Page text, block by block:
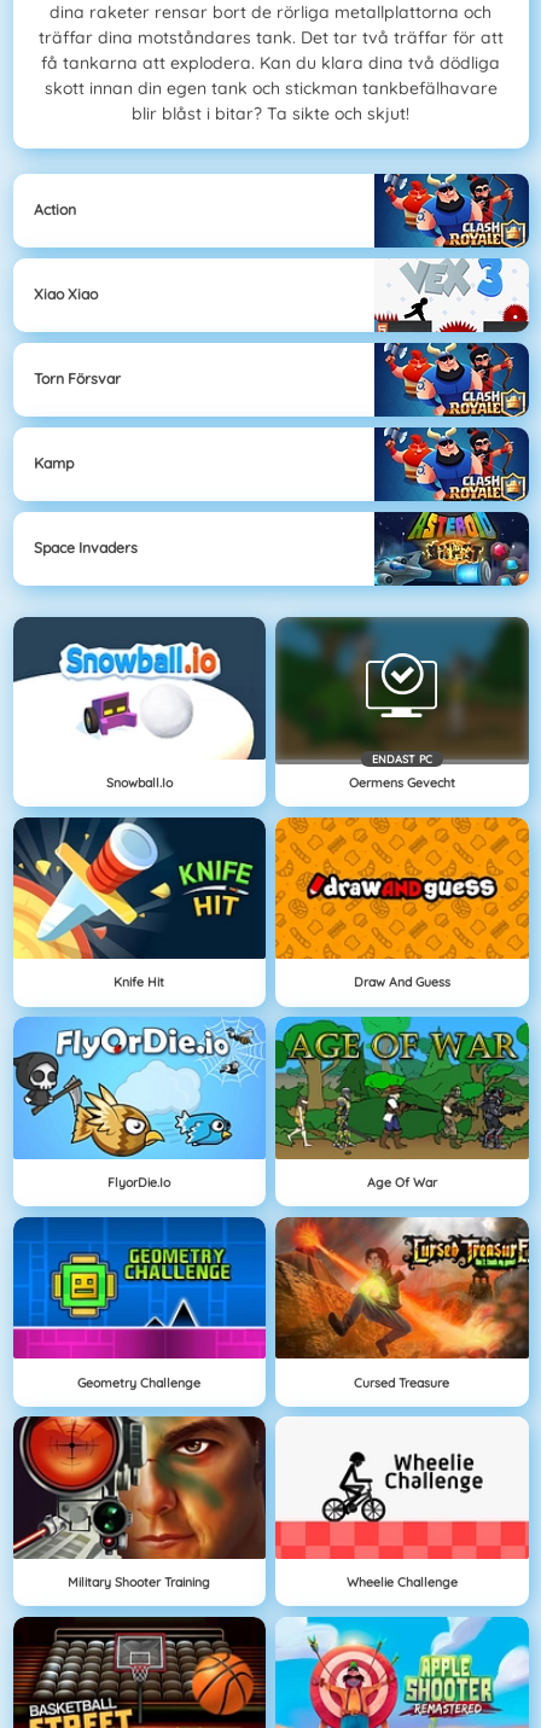
dina raketer rensar bort de rörliga metallplattorna och
träffar dina motståndares tank. Det tar två träffar för att
få tankarna att explodera. Kan du klara dina två dödliga
skott innan din egen tank och stickman tankbefälhavare
blir blåst i bitar? Ta sikte och skjut!
Action
Xiao Xiao
Torn Försvar
Kamp
Space Invaders
Snowball.io
ENDAST PC
Oermens Gevecht
Knife Hit Draw And Guess
FlyorDie.io Age Of War
Geometry Challenge Cursed Treasure
Military Shooter Training Wheelie Challenge